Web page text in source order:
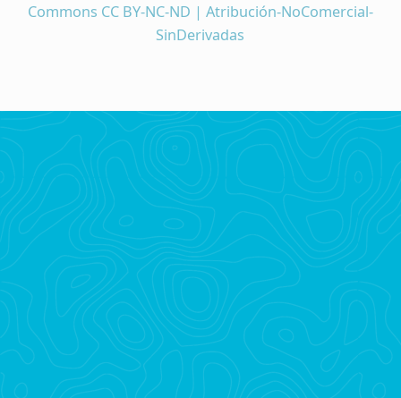
Commons CC BY-NC-ND | Atribución-NoComercial-
SinDerivadas